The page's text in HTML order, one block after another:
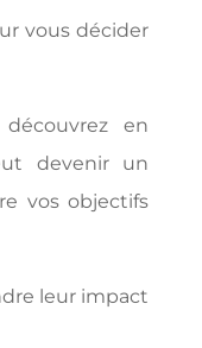
vous décider
en
devenir un
vos objectifs
leur impact